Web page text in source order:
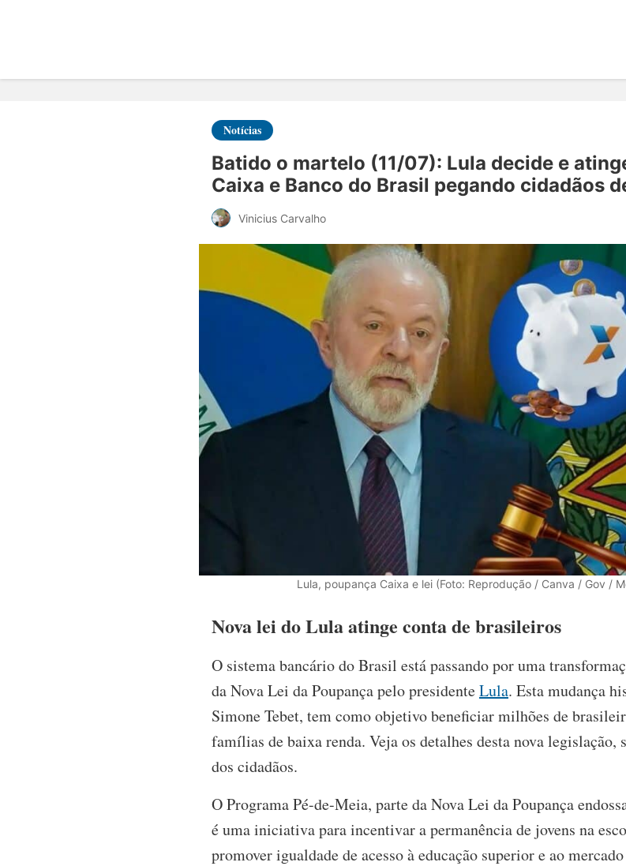
Notícias
Batido o martelo (11/07): Lula decide e
Caixa e Banco do Brasil pegando cidadãos
Vinicius Carvalho
Lula, poupança Caixa e lei (Foto: Reprodução / Canva / Gov /
Nova lei do Lula atinge conta de brasileiros
O sistema bancário do Brasil está passando por uma
da Nova Lei da Poupança pelo presidenteLula. Esta mudança
Simone Tebet, tem como objetivo beneficiar milhões de
famílias de baixa renda. Veja os detalhes desta nova legislação,
dos cidadãos.
O Programa Pé-de-Meia, parte da Nova Lei da Poupança
é uma iniciativa para incentivar a permanência de jovens na
promover igualdade de acesso à educação superior e ao